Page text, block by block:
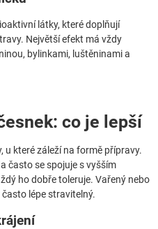
látky, které doplňují
Největší efekt má vždy
bylinkami, luštěninami a
co je lepší
u které záleží na formě přípravy.
často se spojuje s vyšším
ho dobře toleruje. Vařený nebo
často lépe stravitelný.